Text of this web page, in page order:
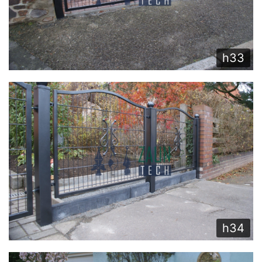
h33
h34